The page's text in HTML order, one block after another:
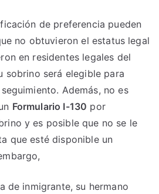
de preferencia pueden
no obtuvieron el estatus legal
en residentes legales del
sobrino será elegible para
Además, no es
Formulario I-130 por
y es posible que no se le
que esté disponible un
de inmigrante, su hermano